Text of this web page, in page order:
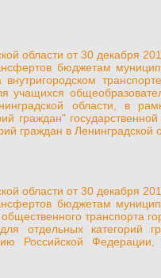
области от 30 декабря
бюджетам
учащихся
области, в
граждан"
граждан в Ленинградской
области от 30 декабря
бюджетам
транспорта
отдельных категорий
Российской